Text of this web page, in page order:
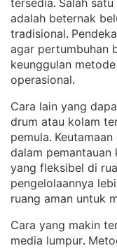
tersedia. Salah
adalah beternak
tradisional.
agar pertumbuhan
keunggulan
operasional.
Cara lain yang
drum atau kolam
pemula.
dalam pemantauan
yang fleksibel di
pengelolaannya
ruang aman untuk
Cara yang makin
media lumpur.